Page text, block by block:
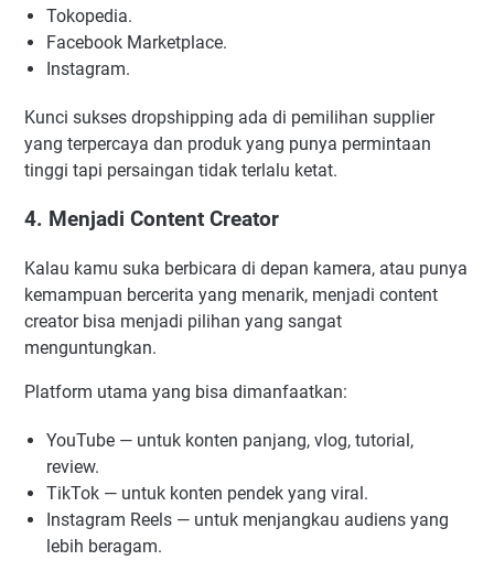
Tokopedia.
Facebook Marketplace.
Instagram.
Kunci sukses dropshipping ada di pemilihan supplier
yang terpercaya dan produk yang punya permintaan
tinggi tapi persaingan tidak terlalu ketat.
4. Menjadi Content Creator
Kalau kamu suka berbicara di depan kamera, atau punya
kemampuan bercerita yang menarik, menjadi content
creator bisa menjadi pilihan yang sangat
menguntungkan.
Platform utama yang bisa dimanfaatkan:
YouTube — untuk konten panjang, vlog, tutorial,
review.
TikTok — untuk konten pendek yang viral.
Instagram Reels — untuk menjangkau audiens yang
lebih beragam.